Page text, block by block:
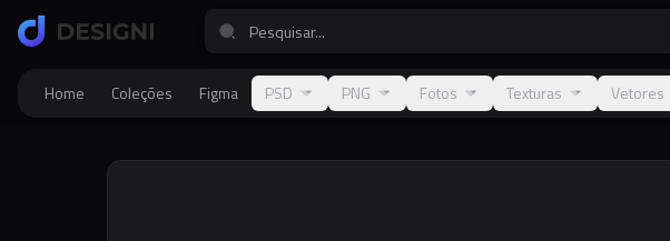
Home Coleções Figma PSD PNG Fotos Texturas Vetores